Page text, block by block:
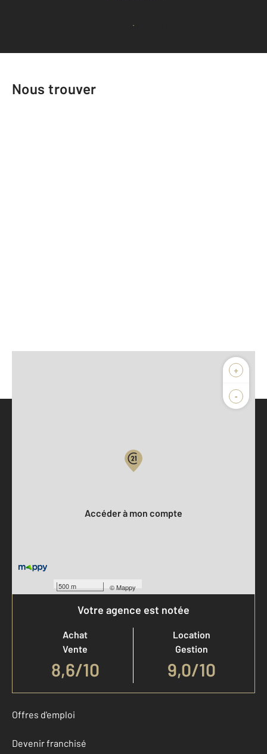
Voir tous les avis clients
Nous trouver
+
-
500 m ©Mappy
Accéder à mon compte
Votre agence est notée
Achat
Vente
8,6/10
Location
Gestion
9,0/10
Offres d'emploi
Devenir franchisé